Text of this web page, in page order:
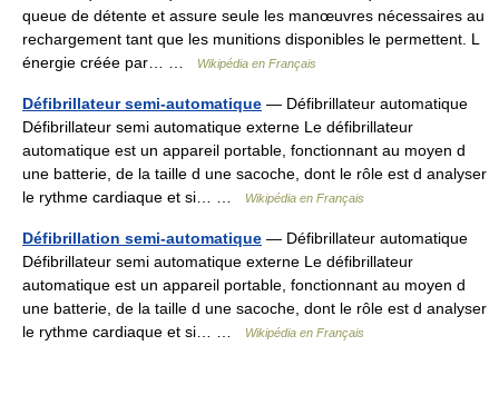
queue de détente et assure seule les manœuvres nécessaires au
rechargement tant que les munitions disponibles le permettent. L
énergie créée par… …
Wikipédia en Français
Défibrillateur semi-automatique — Défibrillateur automatique
Défibrillateur semi automatique externe Le défibrillateur
automatique est un appareil portable, fonctionnant au moyen d
une batterie, de la taille d une sacoche, dont le rôle est d analyser
le rythme cardiaque et si… …
Wikipédia en Français
Défibrillation semi-automatique — Défibrillateur automatique
Défibrillateur semi automatique externe Le défibrillateur
automatique est un appareil portable, fonctionnant au moyen d
une batterie, de la taille d une sacoche, dont le rôle est d analyser
le rythme cardiaque et si… …
Wikipédia en Français